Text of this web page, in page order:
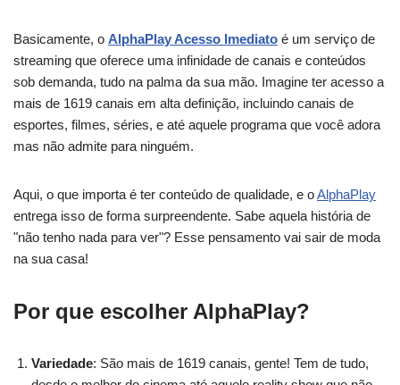
Basicamente, o AlphaPlay Acesso Imediato é um serviço de
streaming que oferece uma infinidade de canais e conteúdos
sob demanda, tudo na palma da sua mão. Imagine ter acesso a
mais de 1619 canais em alta definição, incluindo canais de
esportes, filmes, séries, e até aquele programa que você adora
mas não admite para ninguém.
Aqui, o que importa é ter conteúdo de qualidade, e oAlphaPlay
entrega isso de forma surpreendente. Sabe aquela história de
"não tenho nada para ver"? Esse pensamento vai sair de moda
na sua casa!
Por que escolher AlphaPlay?
Variedade: São mais de 1619 canais, gente! Tem de tudo,